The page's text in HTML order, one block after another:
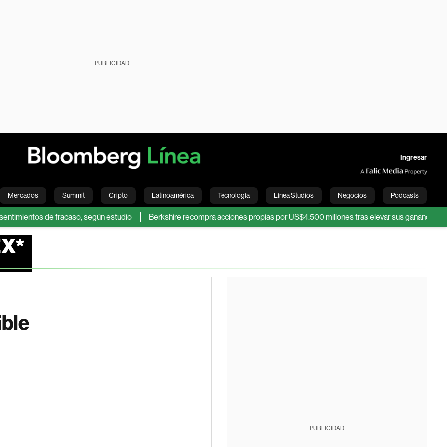
PUBLICIDAD
Ingresar
Mercados Summit Cripto Latinoamérica Tecnología Línea Studios Negocios Podcasts
Economía Estilo de vida Mundo Videos English
de fracaso, según estudio Berkshire recompra acciones propias por US$4.500 millones tras elevar sus ganancias operativas
PUBLICIDAD